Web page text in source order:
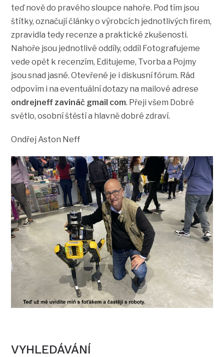
teď nově do pravého sloupce nahoře. Pod tím jsou
štítky, označují články o výrobcích jednotlivých firem,
zpravidla tedy recenze a praktické zkušenosti.
Nahoře jsou jednotlivé oddíly, oddíl Fotografujeme
vede opět k recenzím, Editujeme, Tvorba a Pojmy
jsou snad jasné. Otevřené je i diskusní fórum. Rád
odpovím i na eventuální dotazy na mailové adrese
ondrejneff zavináč gmail com. Přeji všem Dobré
světlo, osobní štěstí a hlavně dobré zdraví.
Ondřej Aston Neff
VYHLEDÁVÁNÍ